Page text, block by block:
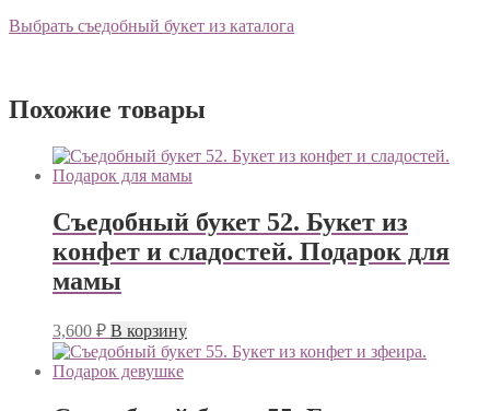
Выбрать съедобный букет из каталога
Похожие товары
Съедобный букет 52. Букет из
конфет и сладостей. Подарок для
мамы
3,600 ₽ В корзину